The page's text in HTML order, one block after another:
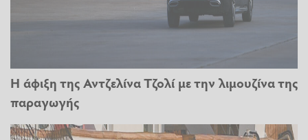
Η άφιξη της Αντζελίνα Τζολί με την λιμουζίνα της
παραγωγής